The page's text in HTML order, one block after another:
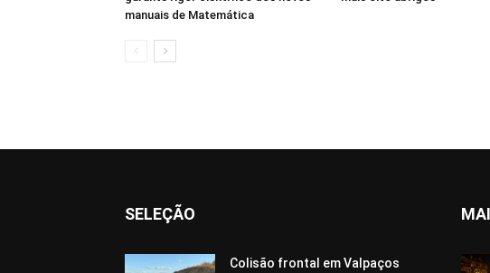
manuais de Matemática
SELEÇÃO
Colisão frontal em Valpaços